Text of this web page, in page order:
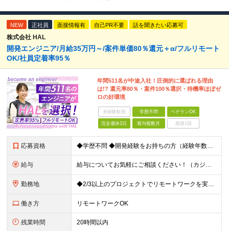
NEW 正社員 面接情報有 自己PR不要 話を聞きたい応募可
株式会社 HAL
開発エンジニア/月給35万円～/案件単価80％還元＋α/フルリモート
OK/社員定着率95％
年間511名が中途入社！圧倒的に選ばれる理由
は!? 還元率80％・案件100％選択・待機率ほぼゼ
ロの好環境
未経験歓迎 学歴不問 ベテランOK
完全週休2日 賞与複数月 面接1回
応募資格 ◆学歴不問 ◆開発経験をお持ちの方（経験年数不問） ＜こんな方は大歓迎！＞ ◎今の収入をもっと増やしたい ◎もっと上流の案件で活躍したい ◎将来のキャリアにつながる案件に携わりたい ◎自分のやりたい
給与 給与についてお気軽にご相談ください！（カジュアル面談可能） 月給35万円～＋各種手当＋賞与2回 ※固定残業代は、時間外労働の有無に関わらず40時間分を87,500円～支給 ※超過分は別途支給 ※試用
勤務地 ◆2/3以上のプロジェクトでリモートワークを実施中！ ≪自社拠点≫ ・東京本社／東京都千代田区丸の内二丁目6番1号 丸の内パークビルディング6階 ・関西支社／⼤阪府⼤阪市中央区安⼟町2-3-13 ⼤
働き方 リモートワークOK
残業時間 20時間以内